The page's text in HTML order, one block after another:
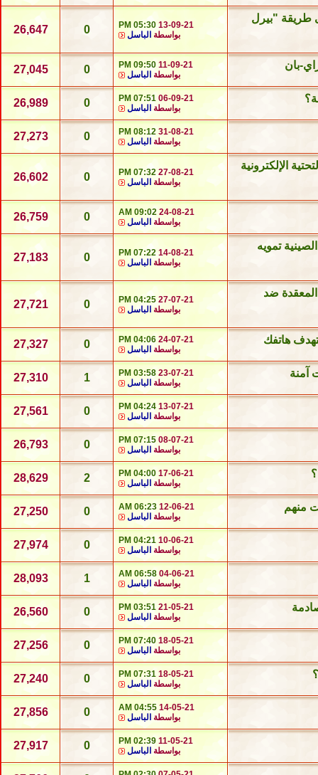
طريقة "بيرل
13-09-21
05:30 PM
بواسطة الباسل 0
26,647
بان 11-09-21
09:50 PM
بواسطة الباسل 0
27,045
06-09-21
07:51 PM
بواسطة الباسل 0
26,989
31-08-21
08:12 PM
بواسطة الباسل 0
27,273
الإلكترونية
27-08-21
07:32 PM
بواسطة الباسل 0
26,602
24-08-21
09:02 AM
بواسطة الباسل 0
26,759
تمويه
14-08-21
07:22 PM
بواسطة الباسل 0
27,183
ضد
27-07-21
04:25 PM
بواسطة الباسل 0
27,721
هاتفك 24-07-21
04:06 PM
بواسطة الباسل 0
27,327
آمنة 23-07-21
03:58 PM
بواسطة الباسل 1
27,310
13-07-21
04:24 PM
بواسطة الباسل 0
27,561
08-07-21
07:15 PM
بواسطة الباسل 0
26,793
17-06-21
04:00 PM
بواسطة الباسل 2
28,629
منهم 12-06-21
06:23 AM
بواسطة الباسل 0
27,250
10-06-21
04:21 PM
بواسطة الباسل 0
27,974
04-06-21
06:58 AM
بواسطة الباسل 1
28,093
21-05-21
03:51 PM
بواسطة الباسل 0
26,560
18-05-21
07:40 PM
بواسطة الباسل 0
27,256
18-05-21
07:31 PM
بواسطة الباسل 0
27,240
14-05-21
04:55 AM
بواسطة الباسل 0
27,856
11-05-21
02:39 PM
بواسطة الباسل 0
27,917